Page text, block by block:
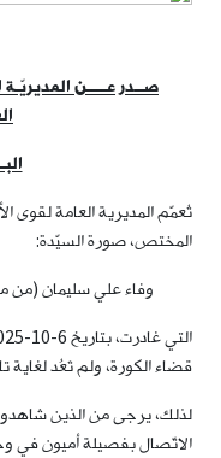
صــدر عــــن المديريّـة
تُعمّم المديرية العامة لقوى
المختص، صورة السيّدة:
وفاء علي سليمان (من مواليد
قضاء الكورة، ولم تَعُد لغاية
لذلك، يرجى من الذين